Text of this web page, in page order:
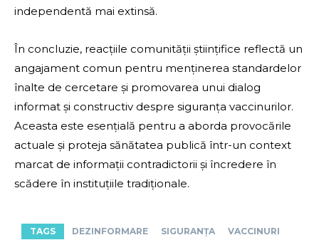
independentă mai extinsă.
În concluzie, reacțiile comunității științifice reflectă un
angajament comun pentru menținerea standardelor
înalte de cercetare și promovarea unui dialog
informat și constructiv despre siguranța vaccinurilor.
Aceasta este esențială pentru a aborda provocările
actuale și proteja sănătatea publică într-un context
marcat de informații contradictorii și încredere în
scădere în instituțiile tradiționale.
TAGS DEZINFORMARE SIGURANȚA VACCINURI